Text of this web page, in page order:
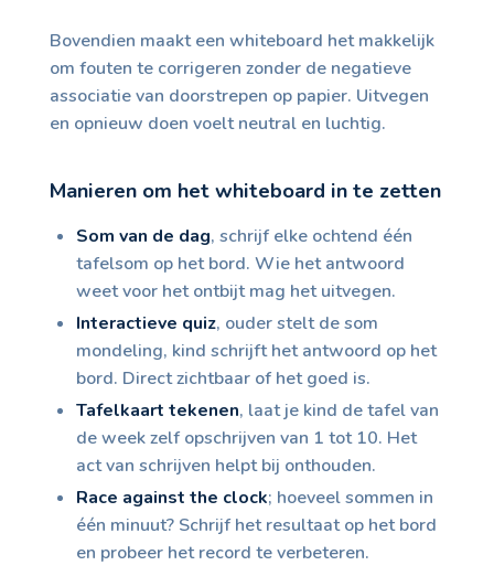
Bovendien maakt een whiteboard het makkelijk
om fouten te corrigeren zonder de negatieve
associatie van doorstrepen op papier. Uitvegen
en opnieuw doen voelt neutral en luchtig.
Manieren om het whiteboard in te zetten
Som van de dag, schrijf elke ochtend één
tafelsom op het bord. Wie het antwoord
weet voor het ontbijt mag het uitvegen.
Interactieve quiz, ouder stelt de som
mondeling, kind schrijft het antwoord op het
bord. Direct zichtbaar of het goed is.
Tafelkaart tekenen, laat je kind de tafel van
de week zelf opschrijven van 1 tot 10. Het
act van schrijven helpt bij onthouden.
Race against the clock; hoeveel sommen in
één minuut? Schrijf het resultaat op het bord
en probeer het record te verbeteren.